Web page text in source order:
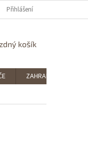
ÚDAJŮ
Přihlášení
košík
ZAHRADNÍ POTŘEBY